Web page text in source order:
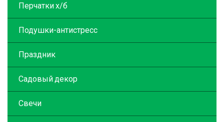
Перчатки х/б
Подушки-антистресс
Праздник
Садовый декор
Свечи